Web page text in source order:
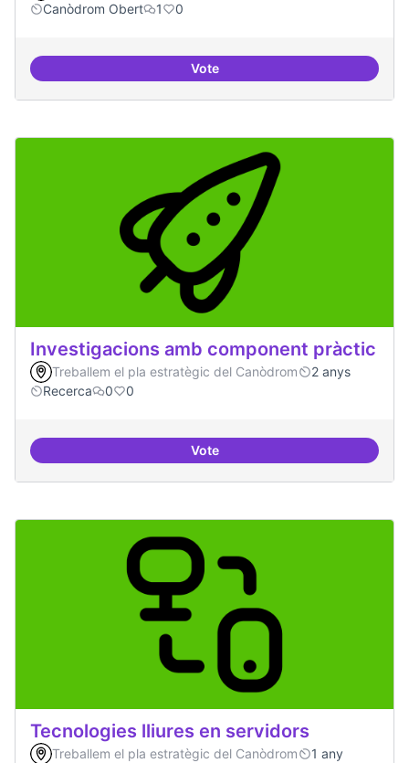
Canòdrom Obert
1 0
VoteMemòria HIstòrica
Investigacions amb component pràctic
Treballem el pla estratègic del Canòdrom
2 anys
Recerca
0 0
VoteInvestigacions amb component
Tecnologies lliures en servidors
Treballem el pla estratègic del Canòdrom
1 any